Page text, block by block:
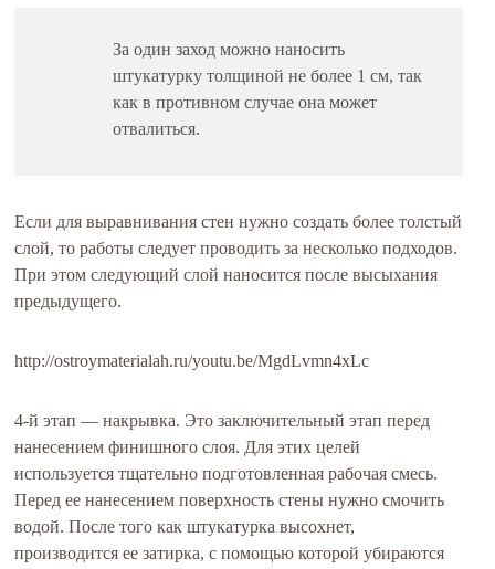
За один заход можно наносить
штукатурку толщиной не более 1 см, так
как в противном случае она может
отвалиться.
Если для выравнивания стен нужно создать более толстый
слой, то работы следует проводить за несколько подходов.
При этом следующий слой наносится после высыхания
предыдущего.
http://ostroymaterialah.ru/youtu.be/MgdLvmn4xLc
4-й этап — накрывка. Это заключительный этап перед
нанесением финишного слоя. Для этих целей
используется тщательно подготовленная рабочая смесь.
Перед ее нанесением поверхность стены нужно смочить
водой. После того как штукатурка высохнет,
производится ее затирка, с помощью которой убираются